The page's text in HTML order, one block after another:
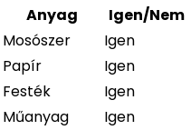
Anyag Igen/Nem
Mosószer
Igen
Papír
Igen
Festék
Igen
Műanyag
Igen